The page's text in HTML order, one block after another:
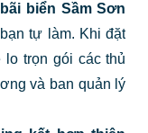
biển Sầm Sơn
tự làm. Khi đặt
lo trọn gói các thủ
và ban quản lý